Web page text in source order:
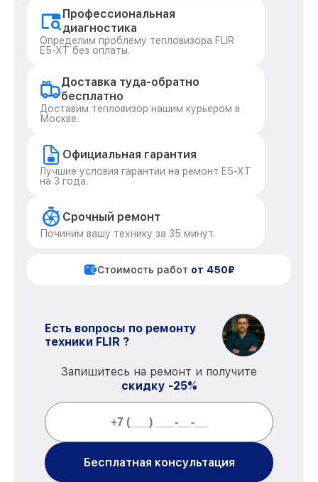
Профессиональная
диагностика
Определим проблему тепловизора FLIR
E5-XT без оплаты.
Доставка туда-обратно
бесплатно
Доставим тепловизор нашим курьером в
Москве.
Официальная гарантия
Лучшие условия гарантии на ремонт E5-XT
на 3 года.
Срочный ремонт
Починим вашу технику за 35 минут.
Стоимость работ от 450₽
Есть вопросы по ремонту
техники FLIR ?
Запишитесь на ремонт и получите
скидку -25%
Бесплатная консультация